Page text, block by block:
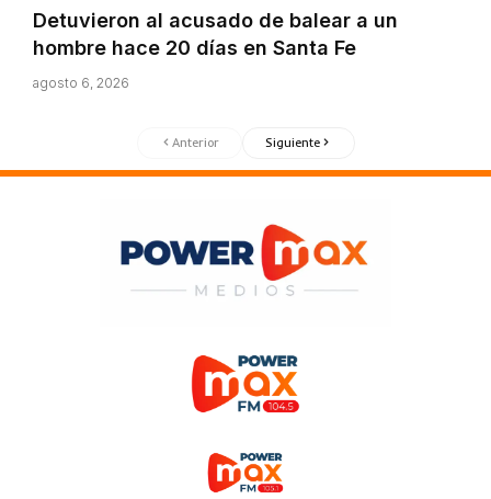
Detuvieron al acusado de balear a un
hombre hace 20 días en Santa Fe
agosto 6, 2026
Anterior Siguiente